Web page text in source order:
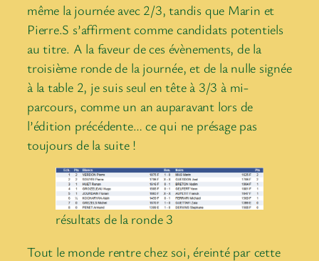
même la journée avec 2/3, tandis que Marin et
Pierre.S s’affirment comme candidats potentiels
au titre. A la faveur de ces évènements, de la
troisième ronde de la journée, et de la nulle signée
à la table 2, je suis seul en tête à 3/3 à mi-
parcours, comme un an auparavant lors de
l’édition précédente… ce qui ne présage pas
toujours de la suite !
résultats de la ronde 3
Tout le monde rentre chez soi, éreinté par cette